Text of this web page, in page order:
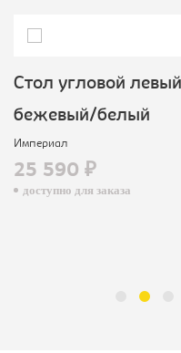
Стол угловой
бежевый/белый
Империал
25 590 ₽
доступно для заказа